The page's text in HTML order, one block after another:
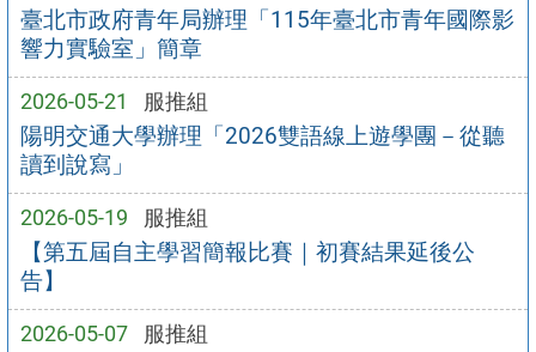
臺北市政府青年局辦理「115年臺北市青年國際影
響力實驗室」簡章
2026-05-21 服推組
陽明交通大學辦理「2026雙語線上遊學團－從聽
讀到說寫」
2026-05-19 服推組
【第五屆自主學習簡報比賽｜初賽結果延後公
告】
2026-05-07 服推組